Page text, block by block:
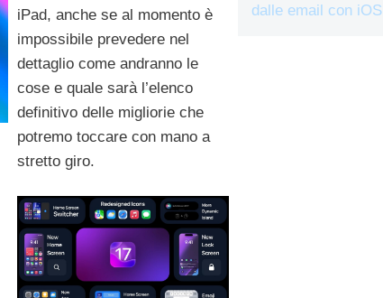
iPad, anche se al momento è
impossibile prevedere nel
dettaglio come andranno le
cose e quale sarà l’elenco
definitivo delle migliorie che
potremo toccare con mano a
stretto giro.
dalle email con iOS